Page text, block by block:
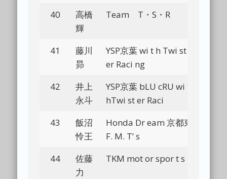
40
高橋
輝
Team T・S・R
41
藤川
昴
YSP京葉 wi t h Twi st
er Raci ng
42
井上
永斗
YSP京葉 bLU cRU wi t
hTwi st er Raci
43
飯沼
怜王
Honda Dr eam 京都東
F. M. T’ s
44
佐藤
力
TKM mot or spor t s